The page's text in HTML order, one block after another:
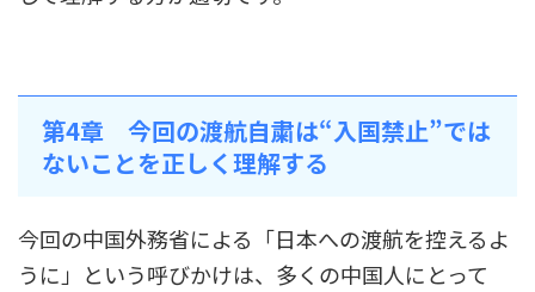
第4章 今回の渡航自粛は“入国禁止”では
ないことを正しく理解する
今回の中国外務省による「日本への渡航を控えるよ
うに」という呼びかけは、多くの中国人にとって